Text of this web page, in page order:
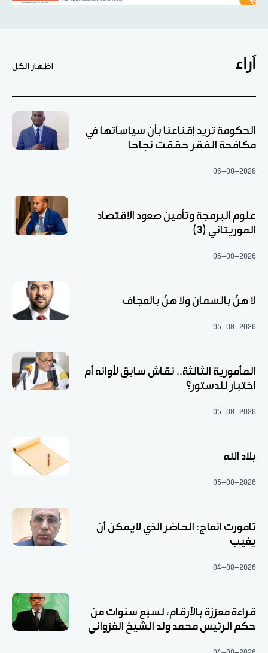
آراء اظهار الكل
الحكومة تريد إقناعنا بأن سياساتها في
مكافحة الفقر حققت نجاحا
06-08-2026
علوم البرمجة وتأمين صعود الاقتصاد
الموريتاني (3)
06-08-2026
لا هنّ بالسمان ولا هنّ بالعجاف
05-08-2026
المأمورية الثالثة.. نقاش سابق لأوانه أم
اختبار للدستور؟
05-08-2026
بلاد الله
05-08-2026
تامورت انعاج: الحاضر الذي لايمكن أن
يغيب
04-08-2026
قراءة معززة بالأرقام، لسبع سنوات من
حكم الرئيس محمد ولد الشيخ الغزواني